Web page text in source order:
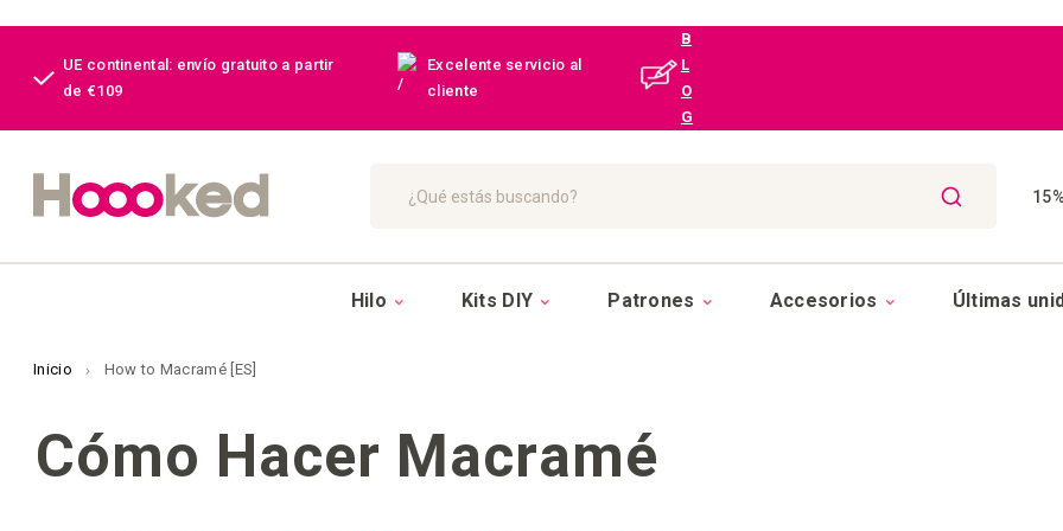
UE continental: envío gratuito a partir
de €109
Excelente servicio al
cliente
B
L
O
G
Buscar
Hilo Kits DIY Patrones Accesorios Últimas
Inicio How to Macramé [ES]
Cómo Hacer Macramé